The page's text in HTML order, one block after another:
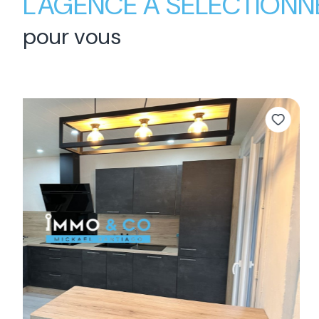
pour vous
Sous-compromis
Maison 5 pièce(s)
4 chambre(s)
Beauvallon (26800)
449 900 €